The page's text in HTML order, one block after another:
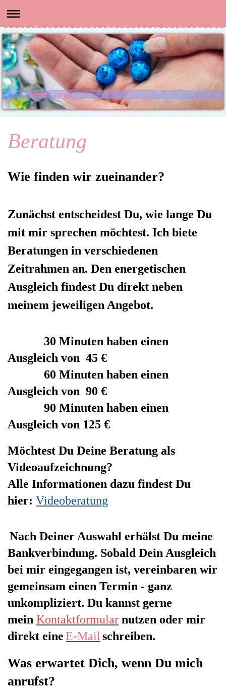
Seele Luana
Beratung
Wie finden wir zueinander?
Zunächst entscheidest Du, wie lange Du
mit mir sprechen möchtest. Ich biete
Beratungen in verschiedenen
Zeitrahmen an. Den energetischen
Ausgleich findest Du direkt neben
meinem jeweiligen Angebot.
30 Minuten haben einen
Ausgleich von 45 €
60 Minuten haben einen
Ausgleich von 90 €
90 Minuten haben einen
Ausgleich von 125 €
Möchtest Du Deine Beratung als
Videoaufzeichnung?
Alle Informationen dazu findest Du
hier: Videoberatung
Nach Deiner Auswahl erhälst Du meine
Bankverbindung. Sobald Dein Ausgleich
bei mir eingegangen ist, vereinbaren wir
gemeinsam einen Termin - ganz
unkompliziert. Du kannst gerne
mein Kontaktformular nutzen oder mir
direkt eineE-Mail schreiben.
Was erwartet Dich, wenn Du mich
anrufst?